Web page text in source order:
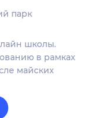
парк
школы.
в рамках
майских